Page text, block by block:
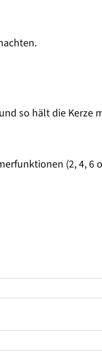
so hält die Kerze
(2, 4, 6